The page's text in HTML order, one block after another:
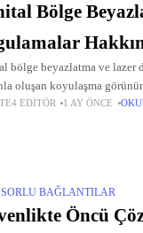
Bölge
bölge beyazlatma ve lazer
oluşan koyulaşma
Bu süreçte kişinin
EDITÖR 1 AY ÖNCE
BAĞLANTILAR
Öncü